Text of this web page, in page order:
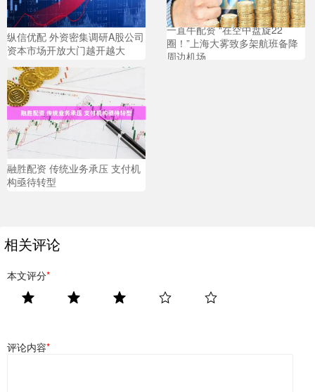
纵信优配 外资密集调研A股公司
资本市场开放大门越开越大
一直牛配资 “在空中盘旋22
圈！”上海大雾致多架航班备降
周边机场
融胜配资 传统业务承压 支付机
构亟待转型
相关评论
本文评分*
评论内容*